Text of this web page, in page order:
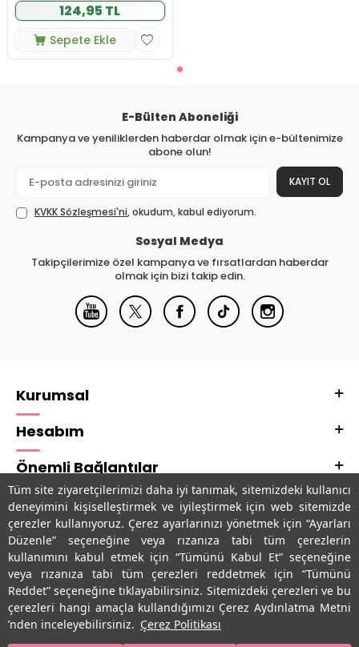
Tüm site ziyaretçilerimizi daha iyi tanımak, sitemizdeki kullanıcı
deneyimini kişiselleştirmek ve iyileştirmek için web sitemizde
çerezler kullanıyoruz. Çerez ayarlarınızı yönetmek için “Ayarları
Düzenle” seçeneğine veya rızanıza tabi tüm çerezlerin
kullanımını kabul etmek için “Tümünü Kabul Et” seçeneğine
veya rızanıza tabi tüm çerezleri reddetmek için “Tümünü
Reddet” seçeneğine tıklayabilirsiniz. Sitemizdeki çerezleri ve bu
çerezleri hangi amaçla kullandığımızı Çerez Aydınlatma Metni
’nden inceleyebilirsiniz. Çerez Politikası
124,95 TL
Sepete Ekle
E-Bülten Aboneliği
Kampanya ve yeniliklerden haberdar olmak için e-bültenimize
abone olun!
KAYIT OL
KVKK Sözleşmesi'ni, okudum, kabul ediyorum.
Sosyal Medya
Takipçilerimize özel kampanya ve fırsatlardan haberdar
olmak için bizi takip edin.
Kurumsal
Hesabım
Önemli Bağlantılar
Adres & İletişim
Uygulamalarımız